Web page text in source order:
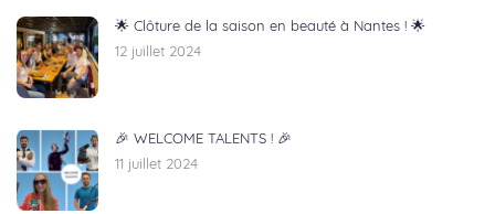
🌟 Clôture de la saison en beauté à Nantes ! 🌟
12 juillet 2024
🎉 WELCOME TALENTS ! 🎉
11 juillet 2024